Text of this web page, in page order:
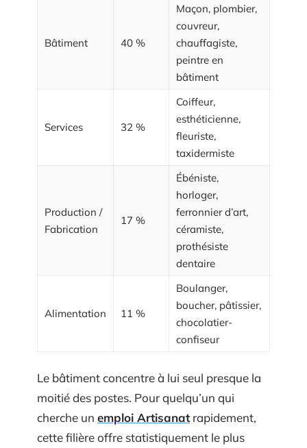
Bâtiment 40 %
Maçon, plombier,
couvreur,
chauffagiste,
peintre en
bâtiment
Services 32 %
Coiffeur,
esthéticienne,
fleuriste,
taxidermiste
Production /
Fabrication
17 %
Ébéniste,
horloger,
ferronnier d’art,
céramiste,
prothésiste
dentaire
Alimentation 11 %
Boulanger,
boucher, pâtissier,
chocolatier-
confiseur
Le bâtiment concentre à lui seul presque la
moitié des postes. Pour quelqu’un qui
cherche un emploi Artisanatrapidement,
cette filière offre statistiquement le plus